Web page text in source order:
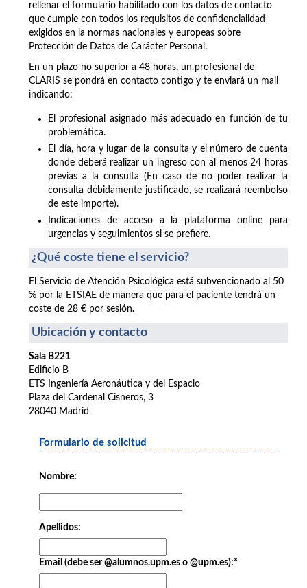
rellenar el formulario habilitado con los datos de contacto
que cumple con todos los requisitos de confidencialidad
exigidos en la normas nacionales y europeas sobre
Protección de Datos de Carácter Personal.
En un plazo no superior a 48 horas, un profesional de
CLARIS se pondrá en contacto contigo y te enviará un mail
indicando:
El profesional asignado más adecuado en función de tu
problemática.
El día, hora y lugar de la consulta y el número de cuenta
donde deberá realizar un ingreso con al menos 24 horas
previas a la consulta (En caso de no poder realizar la
consulta debidamente justificado, se realizará reembolso
de este importe).
Indicaciones de acceso a la plataforma online para
urgencias y seguimientos si se prefiere.
¿Qué coste tiene el servicio?
El Servicio de Atención Psicológica está subvencionado al 50
% por la ETSIAE de manera que para el paciente tendrá un
coste de 28 € por sesión.
Ubicación y contacto
Sala B221
Edificio B
ETS Ingeniería Aeronáutica y del Espacio
Plaza del Cardenal Cisneros, 3
28040 Madrid
Formulario de solicitud
Nombre:
Apellidos:
Email (debe ser @alumnos.upm.es o @upm.es):*